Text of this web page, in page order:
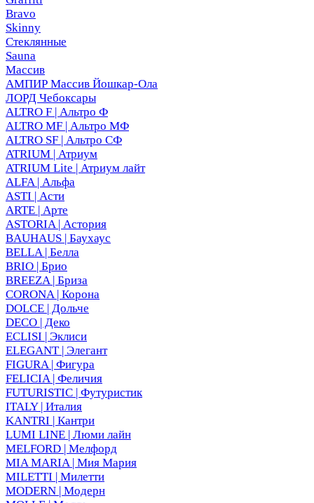
Bravo
Skinny
Стеклянные
Sauna
Массив
АМПИР Массив Йошкар-Ола
ЛОРД Чебоксары
ALTRO F | Альтро Ф
ALTRO MF | Альтро МФ
ALTRO SF | Альтро СФ
ATRIUM | Атриум
ATRIUM Lite | Атриум лайт
ALFA | Альфа
ASTI | Асти
ARTE | Арте
ASTORIA | Астория
BAUHAUS | Баухаус
BELLA | Белла
BRIO | Брио
BREEZA | Бриза
CORONA | Корона
DOLCE | Дольче
DECO | Деко
ECLISI | Эклиси
ELEGANT | Элегант
FIGURA | Фигура
FELICIA | Феличия
FUTURISTIC | Футуристик
ITALY | Италия
KANTRI | Кантри
LUMI LINE | Люми лайн
MELFORD | Мелфорд
MIA MARIA | Мия Мария
MILETTI | Милетти
MODERN | Модерн